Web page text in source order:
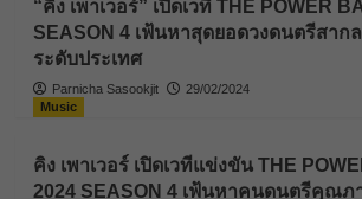
“คิง เพาเวอร์” เปิดเวที THE POWER
SEASON 4 เฟ้นหาสุดยอดวงดนตรีสาก
ระดับประเทศ
Parnicha Sasookjit
29/02/2024
Music
คิง เพาเวอร์ เปิดเวทีแข่งขัน THE
2024 SEASON 4 เฟ้นหาคนดนตรีคุณภ